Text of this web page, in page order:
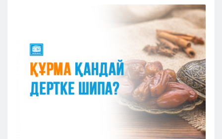
Semeı
Taldykorgan
Taraz
Týrkestan
Ýralsk